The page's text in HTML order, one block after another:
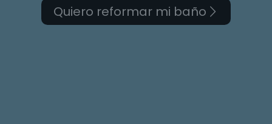
Quiero reformar mi baño